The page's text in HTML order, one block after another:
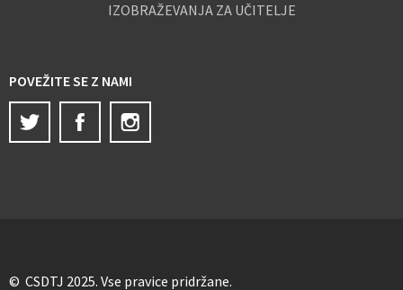
IZOBRAŽEVANJA ZA UČITELJE
POVEŽITE SE Z NAMI
Twitter
Facebook
© CSDTJ 2025. Vse pravice pridržane.